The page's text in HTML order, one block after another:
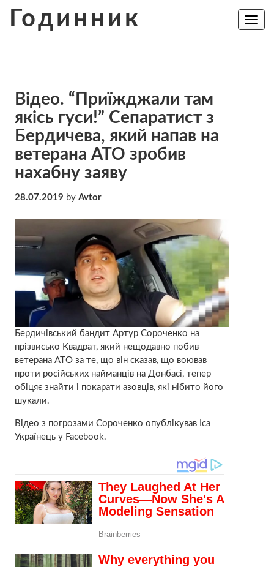
Годинник
Toggle
Відео. “Приїжджали там
якісь гуси!” Сепаратист з
Бердичева, який напав на
ветерана АТО зробив
нахабну заяву
28.07.2019 by Avtor
Бердичівський бандит Артур Сороченко на
прізвисько Квадрат, який нещодавно побив
ветерана АТО за те, що він сказав, що воював
проти російських найманців на Донбасі, тепер
обіцяє знайти і покарати азовців, які нібито його
шукали.
Відео з погрозами Сороченко опублікувавІса
Українець у Facebook.